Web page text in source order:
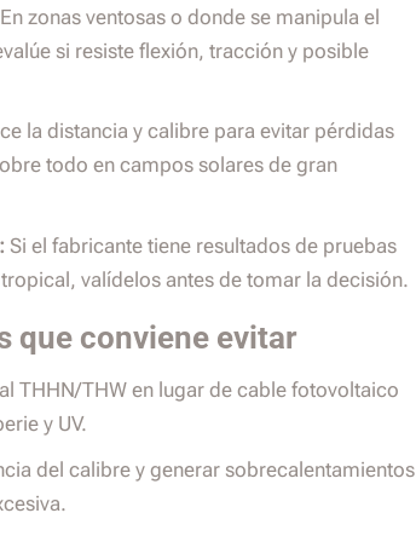
En zonas ventosas o donde se manipula el
si resiste flexión, tracción y posible
la distancia y calibre para evitar pérdidas
todo en campos solares de gran
Si el fabricante tiene resultados de pruebas
valídelos antes de tomar la decisión.
que conviene evitar
THHN/THW en lugar de cable fotovoltaico
y UV.
del calibre y generar sobrecalentamientos